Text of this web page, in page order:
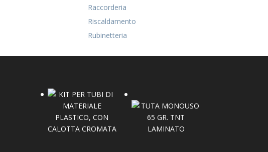
Raccorderia
Riscaldamento
Rubinetteria